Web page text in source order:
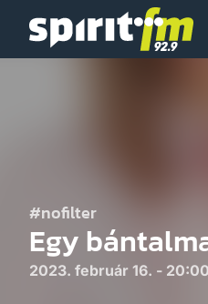
Spirit
#nofilter
Egy
2023. február 16. -